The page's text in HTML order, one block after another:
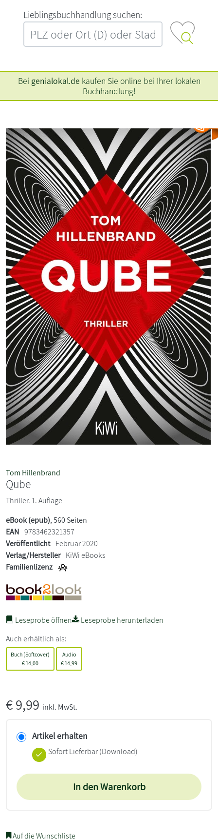
L‍i‍e‍b‍l‍i‍n‍g‍s‍b‍u‍c‍h‍h‍a‍n‍d‍l‍u‍n‍g‍ ‍s‍u‍c‍h‍e‍n‍:‍
Bei genialokal.de kaufen Sie online bei Ihrer lokalen
Buchhandlung!
Tom Hillenbrand
Qube
Thriller. 1. Auflage
eBook (epub), 560 Seiten
EAN 9783462321357
Veröffentlicht Februar 2020
Verlag/Hersteller KiWi eBooks
Familienlizenz
Leseprobe öffnen
Leseprobe herunterladen
Auch erhältlich als:
Buch (Softcover)
€ 14,00
Audio
€ 14,99
€9,99 inkl. MwSt.
Artikel erhalten
Sofort Lieferbar (Download)
In den Warenkorb
Auf die Wunschliste